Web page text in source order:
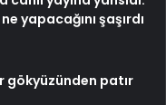
yapacağını şaşırdı
gökyüzünden patır